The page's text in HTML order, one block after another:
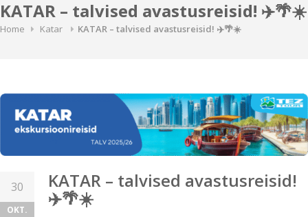
KATAR – talvised avastusreisid! ✈️🌴☀️
Home Katar KATAR – talvised avastusreisid! ✈️🌴☀️
30
OKT.
KATAR – talvised avastusreisid!
✈️🌴☀️